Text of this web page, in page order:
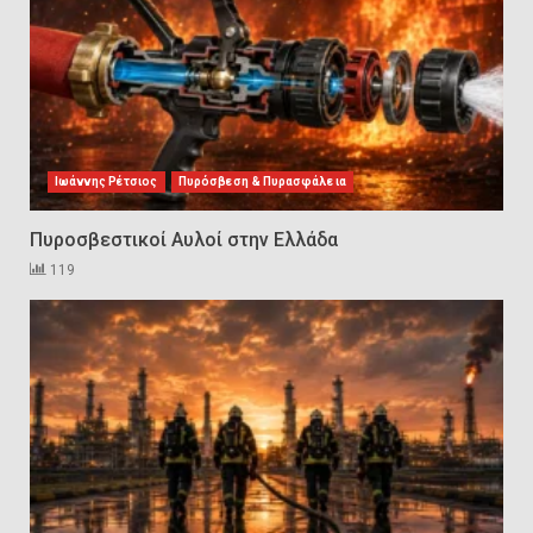
2
3
Πυρασφάλεια των Διυλιστηρίων
και τα Διεθνή Πρότυπα
Εκπαίδευσης
4
Επιχειρησιακή Αντιμετώπιση
Παραγωγής Υδρογονανθράκων
5
Συντήρηση και έλεγχος
εξοπλισμού για εργασίες σε
ύψος και είσοδο σε
περιορισμένους χώρους
Ιωάννης Ρέτσιος Πυρόσβεση & Πυρασφάλεια
Πυροσβεστικοί Αυλοί στην Ελλάδα
119